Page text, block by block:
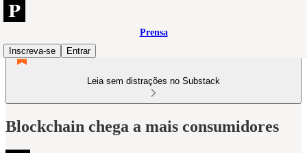
Prensa
Inscreva-se
Entrar
Leia sem distrações no Substack
Blockchain chega a mais consumidores